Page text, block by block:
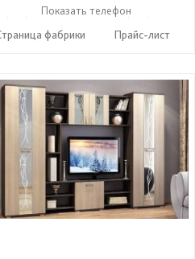
(927) 38-059-88 ☎+7 (927) 38-003-77
Показать телефон
фабрики
Прайс-лист